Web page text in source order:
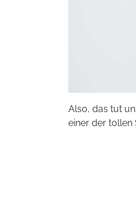
Also, das tut
einer der tollen